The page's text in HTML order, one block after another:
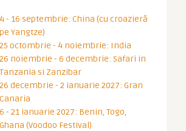
4 - 16 septembrie: China (cu croazieră
pe Yangtze)
25 octombrie - 4 noiembrie: India
26 noiembrie - 6 decembrie: Safari in
Tanzania si Zanzibar
26 decembrie - 2 ianuarie 2027: Gran
Canaria
6 - 21 ianuarie 2027: Benin, Togo,
Ghana (Voodoo Festival)